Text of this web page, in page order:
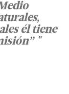
él tiene
"